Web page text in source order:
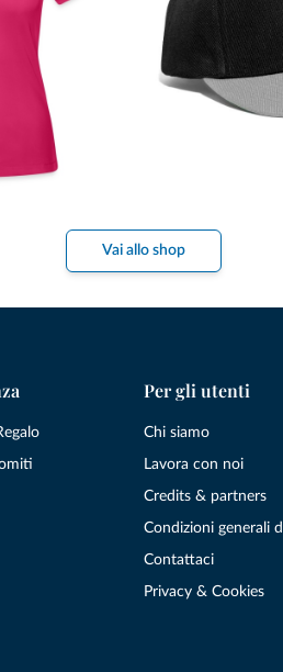
Vai allo shop
Per gli utenti
Chi siamo
Lavora con noi
Credits & partners
Condizioni generali
Contattaci
Privacy & Cookies